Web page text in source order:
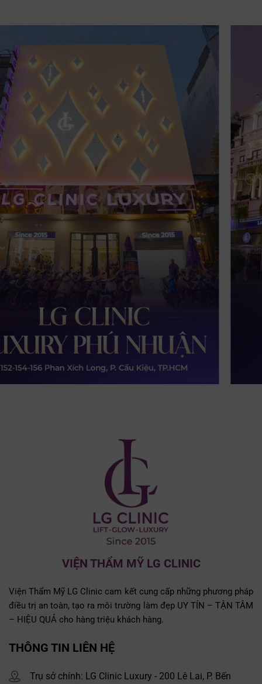
VIỆN THẨM MỸ LG CLINIC
Viện Thẩm Mỹ LG Clinic cam kết cung cấp những phương pháp
điều trị an toàn, tạo ra môi trường làm đẹp UY TÍN – TẬN TÂM
– HIỆU QUẢ cho hàng triệu khách hàng.
THÔNG TIN LIÊN HỆ
Trụ sở chính: LG Clinic Luxury - 200 Lê Lai, P. Bến